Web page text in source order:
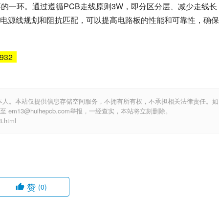
一环。通过遵循PCB走线原则3W，即分区分层、减少走线长
源线规划和阻抗匹配，可以提高电路板的性能和可靠性，确
。本站仅提供信息存储空间服务，不拥有所有权，不承担相关法律责任。如
em13@huihepcb.com举报，一经查实，本站将立刻删除。
赞 (0)